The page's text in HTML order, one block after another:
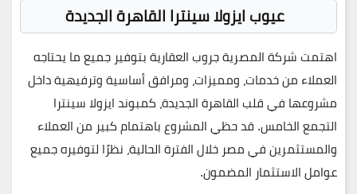
عيوب ايزولا سينترا القاهرة الجديدة
اهتمت شركة المصرية جروب العقارية بتوفير جميع ما يحتاجه
العملاء من خدمات، ومميزات، ومرافق أساسية وترفيهية داخل
مشروعها في قلب القاهرة الجديدة، كمبوند ايزولا سينترا
التجمع الخامس. قد حظي المشروع باهتمام كبير من العملاء
والمستثمرين في مصر خلال الفترة الحالية، نظرًا لتوفيره جميع
عوامل الاستثمار المضمون.